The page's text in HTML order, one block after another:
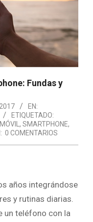
Fundas y
EN:
ETIQUETADO:
MÓVIL, SMARTPHONE,
0 COMENTARIOS
años integrándose
y rutinas diarias.
un teléfono con la